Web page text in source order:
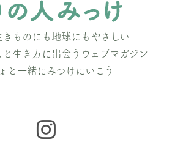
きものにも地球にもやさしい
生き方に出会うウェブマガジン
と一緒にみつけにいこう